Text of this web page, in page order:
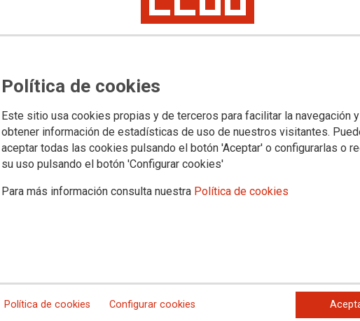
Política de cookies
Este sitio usa cookies propias y de terceros para facilitar la navegación y
obtener información de estadísticas de uso de nuestros visitantes.
aceptar todas las cookies pulsando el botón 'Aceptar' o configurarlas o
su uso pulsando el botón 'Configurar cookies'
Para más información consulta nuestra Política de cookies
Política de cookies Configurar cookies
A network error (status 0) occurred while loading manifest